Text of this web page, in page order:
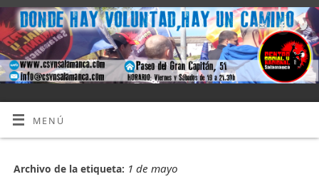
MENÚ
Archivo de la etiqueta: 1 de mayo